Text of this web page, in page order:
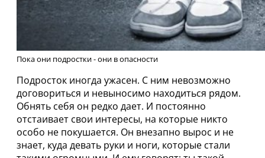
Пока они подростки - они в опасности
Подросток иногда ужасен. С ним невозможно
договориться и невыносимо находиться рядом.
Обнять себя он редко дает. И постоянно
отстаивает свои интересы, на которые никто
особо не покушается. Он внезапно вырос и не
знает, куда девать руки и ноги, которые стали